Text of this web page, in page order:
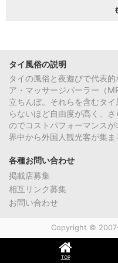
TOP
タイ風俗の説明
タイの風俗と夜遊びで代表
ア・マッサージパーラー（
立ちんぼ。それらを含むタ
らないほど自由度が高く、
のでコストパフォーマンス
界中から外国人観光客が集ま
各種お問い合わせ
掲載店募集
相互リンク募集
お問い合わせ
Copyright ©